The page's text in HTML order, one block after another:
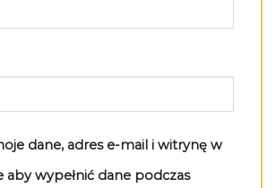
dane, adres e-mail i witrynę w
aby wypełnić dane podczas